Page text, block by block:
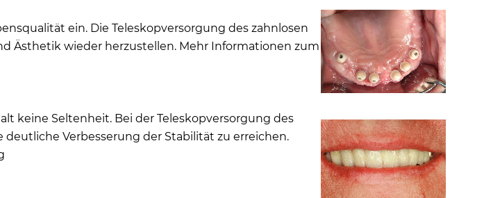
ein. Die Teleskopversorgung des zahnlosen
Ästhetik wieder herzustellen. Mehr Informationen zum
keine Seltenheit. Bei der Teleskopversorgung des
Verbesserung der Stabilität zu erreichen.